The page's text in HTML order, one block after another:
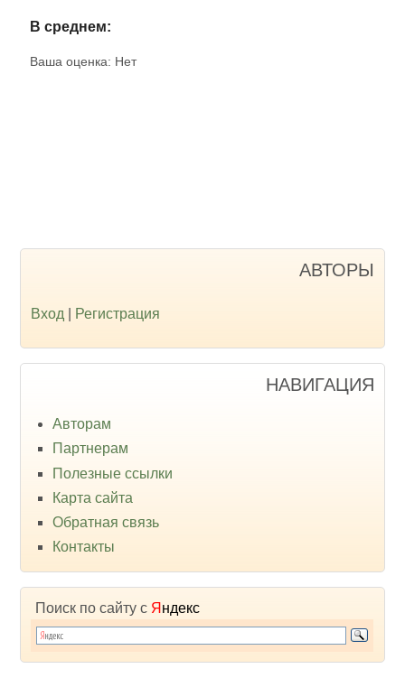
В среднем:
Ваша оценка: Нет
АВТОРЫ
Вход Регистрация
НАВИГАЦИЯ
Авторам
Партнерам
Полезные ссылки
Карта сайта
Обратная связь
Контакты
Поиск по сайту с Я ндекс